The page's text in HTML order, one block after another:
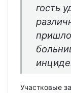
гость
Участковые